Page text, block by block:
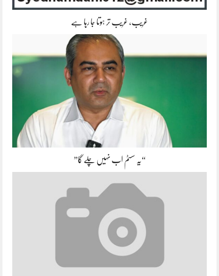
غریب، غریب تر ہوتا جا رہا ہے
“یہ سسٹم اب نہیں چلے گا”